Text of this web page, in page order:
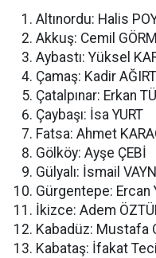
Altınordu: Halis
Akkuş: Cemil
Aybastı: Yüksel
Çamaş: Kadir
Çatalpınar: Erkan
Çaybaşı: İsa YURT
Fatsa: Ahmet
Gölköy: Ayşe ÇEBİ
Gülyalı: İsmail
Gürgentepe: Ercan
İkizce: Adem
Kabadüz: Mustafa
Kabataş: İfakat